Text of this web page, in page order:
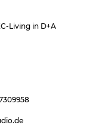
Living in D+A